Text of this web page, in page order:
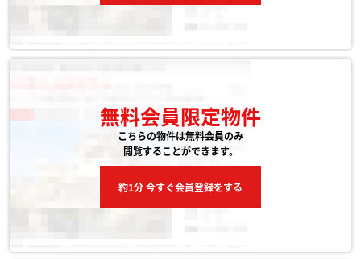
無料会員限定物件
こちらの物件は無料会員のみ
閲覧することができます。
約1分 今すぐ会員登録をする